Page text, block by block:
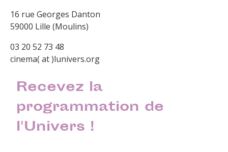
16 rue Georges Danton
59000 Lille (Moulins)
03 20 52 73 48
cinema( at )lunivers.org
Recevez la
programmation de
l'Univers !